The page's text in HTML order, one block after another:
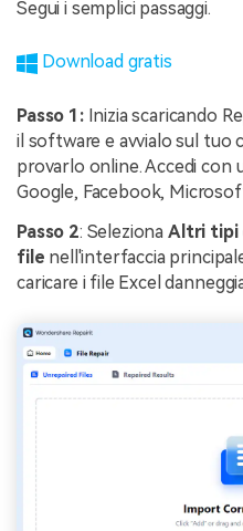
Segui i semplici passaggi.
Download gratis
Passo 1:Inizia scaricando
il software e avvialo sul tuo
provarlo online. Accedi con
Google, Facebook,
Passo 2: Seleziona Altri tipi
file nell'interfaccia
caricare i file Excel